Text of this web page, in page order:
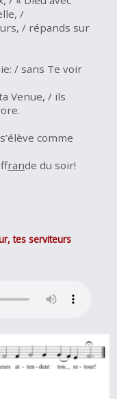
/
/ répands sur
/ sans Te voir
Venue, / ils
comme
frande du soir!
tes serviteurs